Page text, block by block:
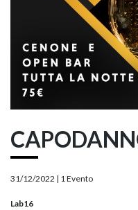
31/12/2022 | 1 Evento
Lab16